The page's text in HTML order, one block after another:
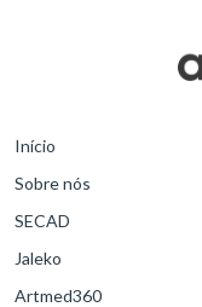
Início
Sobre nós
SECAD
Jaleko
Artmed360